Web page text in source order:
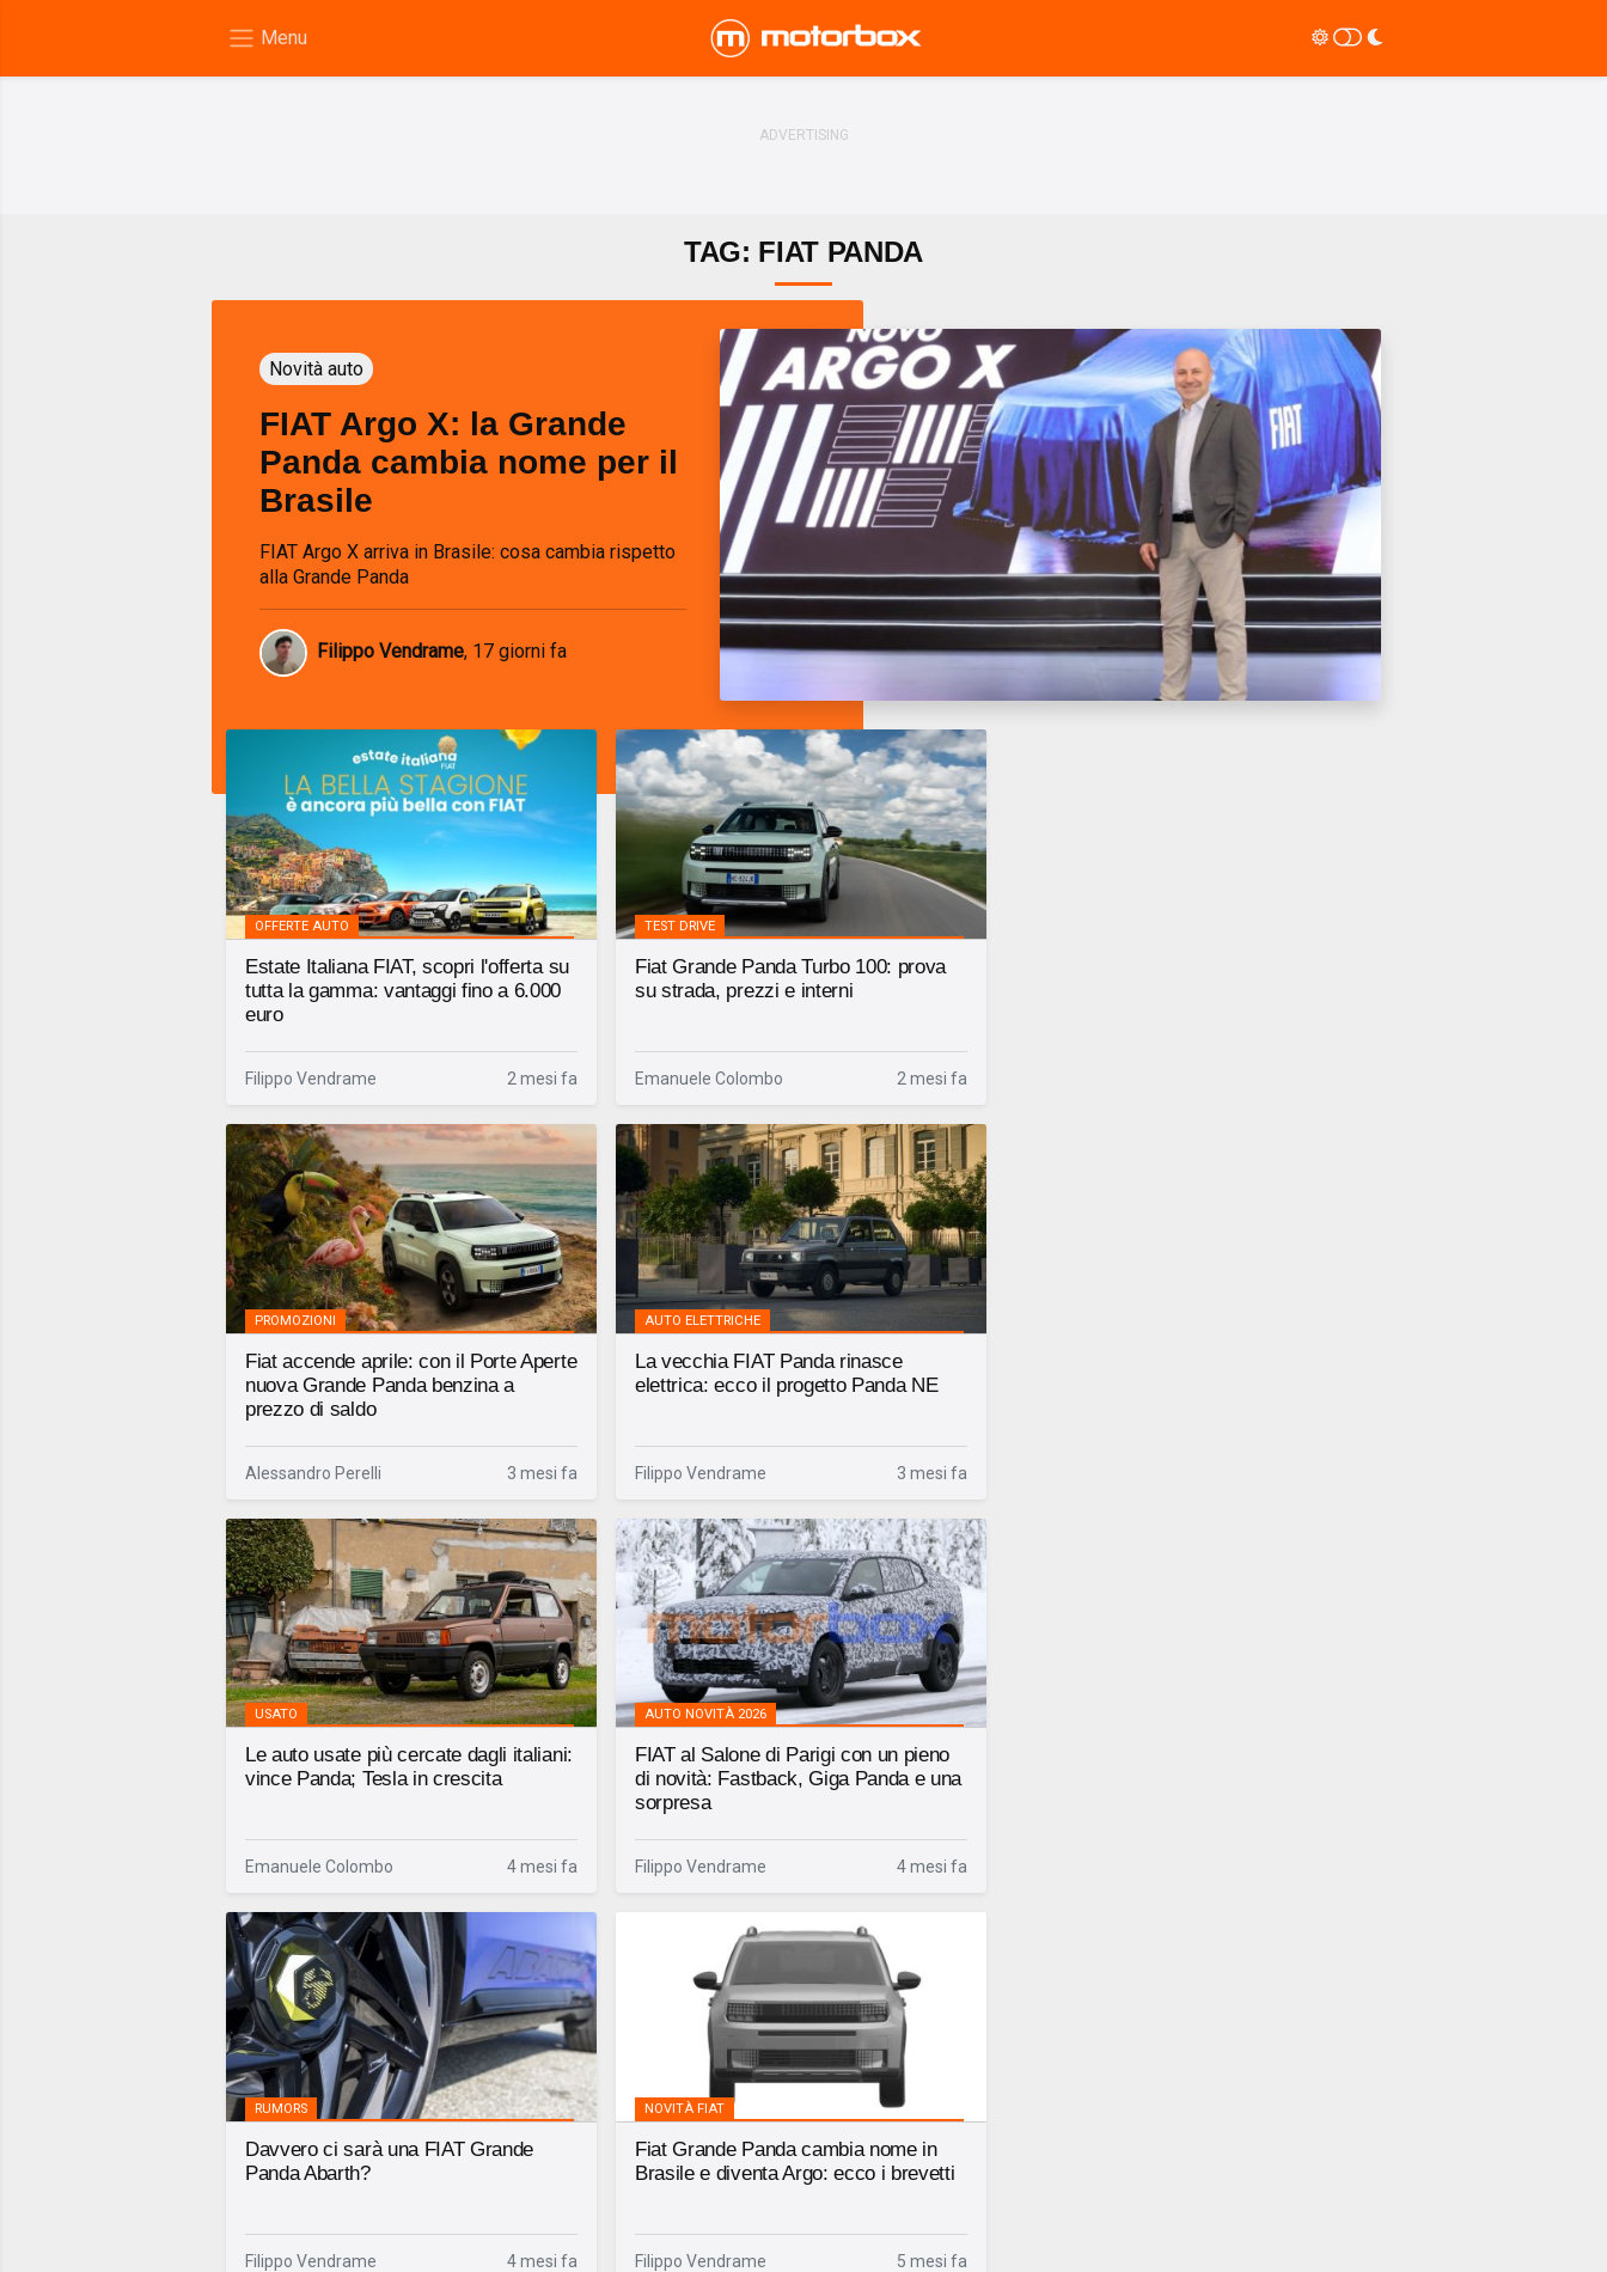
TAG: FIAT PANDA
Novità auto
FIAT Argo X: la Grande
Panda cambia nome per il
Brasile
FIAT Argo X arriva in Brasile: cosa cambia rispetto
alla Grande Panda
Filippo Vendrame, 17 giorni fa
OFFERTE AUTO
Estate Italiana FIAT, scopri l'offerta su
tutta la gamma: vantaggi fino a 6.000
euro
Filippo Vendrame 2 mesi fa
TEST DRIVE
Fiat Grande Panda Turbo 100: prova
su strada, prezzi e interni
Emanuele Colombo 2 mesi fa
PROMOZIONI
Fiat accende aprile: con il Porte Aperte
nuova Grande Panda benzina a
prezzo di saldo
Alessandro Perelli 3 mesi fa
AUTO ELETTRICHE
La vecchia FIAT Panda rinasce
elettrica: ecco il progetto Panda NE
Filippo Vendrame 3 mesi fa
USATO
Le auto usate più cercate dagli italiani:
vince Panda; Tesla in crescita
Emanuele Colombo 4 mesi fa
AUTO NOVITÀ 2026
FIAT al Salone di Parigi con un pieno
di novità: Fastback, Giga Panda e una
sorpresa
Filippo Vendrame 4 mesi fa
RUMORS
Davvero ci sarà una FIAT Grande
Panda Abarth?
Filippo Vendrame 4 mesi fa
NOVITÀ FIAT
Fiat Grande Panda cambia nome in
Brasile e diventa Argo: ecco i brevetti
Filippo Vendrame 5 mesi fa